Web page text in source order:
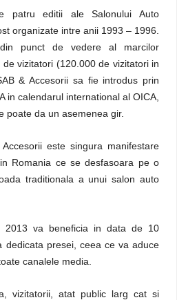
patru editii ale Salonului Auto
organizate intre anii 1993 – 1996.
punct de vedere al marcilor
vizitatori (120.000 de vizitatori in
& Accesorii sa fie introdus prin
in calendarul international al OICA,
poate da un asemenea gir.
este singura manifestare
Romania ce se desfasoara pe o
traditionala a unui salon auto
2013 va beneficia in data de 10
dedicata presei, ceea ce va aduce
canalele media.
vizitatorii, atat public larg cat si